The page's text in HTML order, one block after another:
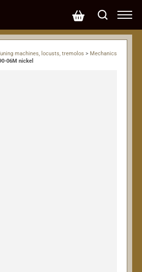
machines, locusts, tremolos > Mechanics
06M nickel